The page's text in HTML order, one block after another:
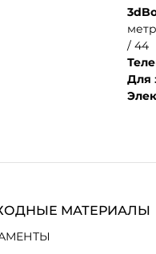
/ 44
Для
МАТЕРИАЛЫ